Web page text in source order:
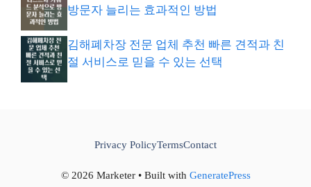
방문자 늘리는 효과적인 방법
김해폐차장 전문 업체 추천 빠른 견적과 친
절 서비스로 믿을 수 있는 선택
© 2026 Marketer • Built with GeneratePress
Privacy PolicyTermsContact